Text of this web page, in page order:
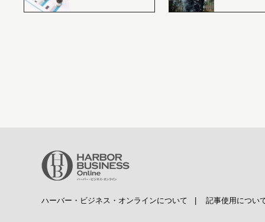
ハーバー・ビジネス・オンラインについて 記事使用につい